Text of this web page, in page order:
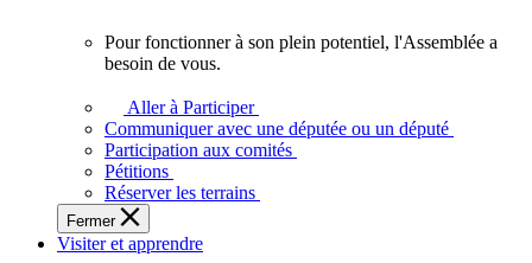
plein
potentiel,
l'Assemblée
a
besoin
de
Pour fonctionner à son plein potentiel, l'Assemblée a
besoin de vous.
Aller à Participer
Communiquer avec une députée ou un député
Participation aux comités
Pétitions
Réserver les terrains
Fermer
Visiter et apprendre